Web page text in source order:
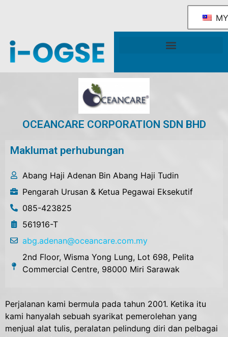
MY
OCEANCARE CORPORATION SDN BHD
Maklumat perhubungan
Abang Haji Adenan Bin Abang Haji Tudin
Pengarah Urusan & Ketua Pegawai Eksekutif
085-423825
561916-T
abg.adenan@oceancare.com.my
2nd Floor, Wisma Yong Lung, Lot 698, Pelita
Commercial Centre, 98000 Miri Sarawak
Perjalanan kami bermula pada tahun 2001. Ketika itu
kami hanyalah sebuah syarikat pemerolehan yang
menjual alat tulis, peralatan pelindung diri dan pelbagai